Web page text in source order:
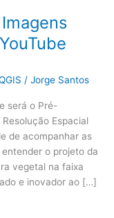
/ Jorge Santos
será o Pré-
Espacial
de acompanhar as
o projeto da
vegetal na faixa
e inovador ao […]